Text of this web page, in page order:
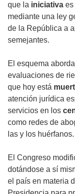
que la iniciativa es
mediante una ley
de la República a
semejantes.
El esquema
evaluaciones de
que hoy está
atención jurídica
servicios en los
como redes de
las y los huérfanos.
El Congreso
dotándose a sí
el país en materia